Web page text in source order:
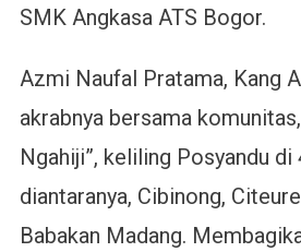
SMK Angkasa ATS Bogor.
Azmi Naufal Pratama, Kang
akrabnya bersama
Ngahiji”, keliling Posyandu di
diantaranya, Cibinong,
Babakan Madang.